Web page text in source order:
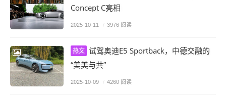
Concept C亮相
2025-10-11 / 3976 阅读
热文 试驾奥迪E5 Sportback，中德交融的
“美美与共”
2025-10-09 / 4260 阅读